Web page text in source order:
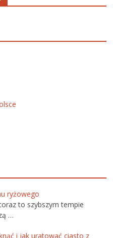
ryżowego
to szybszym tempie
…
i jak uratować ciasto z